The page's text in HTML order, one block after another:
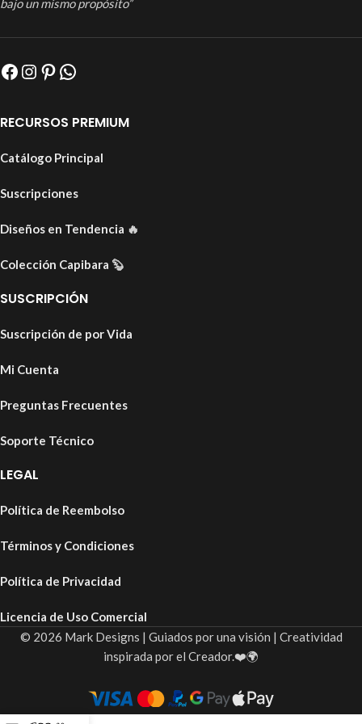
bajo un mismo propósito”
RECURSOS PREMIUM
Catálogo Principal
Suscripciones
Diseños en Tendencia 🔥
Colección Capibara 🦫
SUSCRIPCIÓN
Suscripción de por Vida
Mi Cuenta
Preguntas Frecuentes
Soporte Técnico
LEGAL
Política de Reembolso
Términos y Condiciones
Política de Privacidad
Licencia de Uso Comercial
© 2026 Mark Designs | Guiados por una visión | Creatividad
inspirada por el Creador.❤️🌍